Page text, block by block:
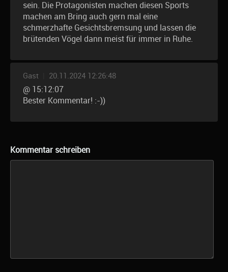
sein. Die Protagonisten machen diesen Sports
machen am Bring auch gern mal eine
schmerzhafte Gesichtsbremsung und lassen die
brütenden Vögel dann meist für immer in Ruhe.
Gast 20.11.2024 12:26:48
@ 15:12:07
Bester Kommentar! :-))
Kommentar schreiben